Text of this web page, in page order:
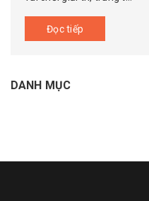
Đọc tiếp
DANH MỤC